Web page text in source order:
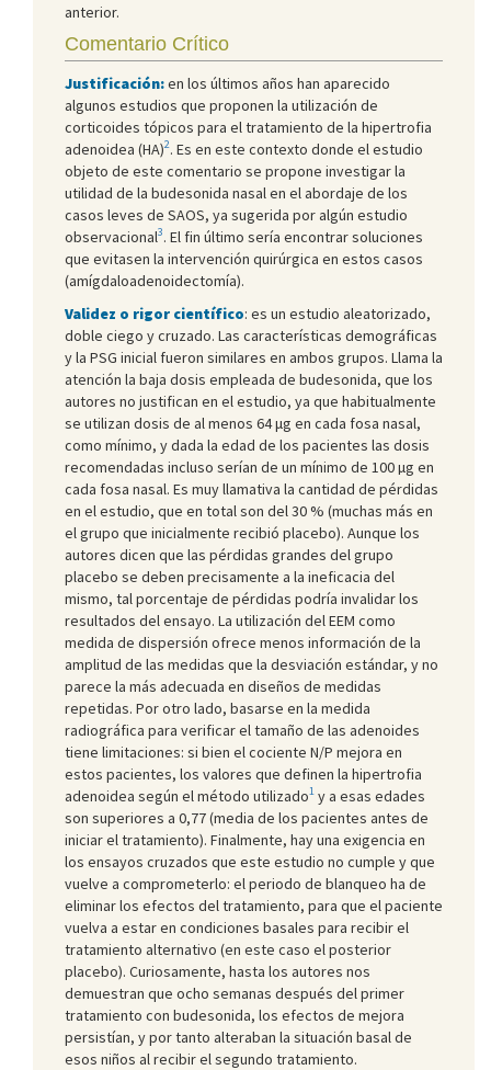
anterior.
Comentario Crítico
Justificación:en los últimos años han aparecido
algunos estudios que proponen la utilización de
corticoides tópicos para el tratamiento de la hipertrofia
adenoidea (HA)2. Es en este contexto donde el estudio
objeto de este comentario se propone investigar la
utilidad de la budesonida nasal en el abordaje de los
casos leves de SAOS, ya sugerida por algún estudio
observacional3. El fin último sería encontrar soluciones
que evitasen la intervención quirúrgica en estos casos
(amígdaloadenoidectomía).
Validez o rigor científico: es un estudio aleatorizado,
doble ciego y cruzado. Las características demográficas
y la PSG inicial fueron similares en ambos grupos. Llama la
atención la baja dosis empleada de budesonida, que los
autores no justifican en el estudio, ya que habitualmente
se utilizan dosis de al menos 64 μg en cada fosa nasal,
como mínimo, y dada la edad de los pacientes las dosis
recomendadas incluso serían de un mínimo de 100 µg en
cada fosa nasal. Es muy llamativa la cantidad de pérdidas
en el estudio, que en total son del 30 % (muchas más en
el grupo que inicialmente recibió placebo). Aunque los
autores dicen que las pérdidas grandes del grupo
placebo se deben precisamente a la ineficacia del
mismo, tal porcentaje de pérdidas podría invalidar los
resultados del ensayo. La utilización del EEM como
medida de dispersión ofrece menos información de la
amplitud de las medidas que la desviación estándar, y no
parece la más adecuada en diseños de medidas
repetidas. Por otro lado, basarse en la medida
radiográfica para verificar el tamaño de las adenoides
tiene limitaciones: si bien el cociente N/P mejora en
estos pacientes, los valores que definen la hipertrofia
adenoidea según el método utilizado1 y a esas edades
son superiores a 0,77 (media de los pacientes antes de
iniciar el tratamiento). Finalmente, hay una exigencia en
los ensayos cruzados que este estudio no cumple y que
vuelve a comprometerlo: el periodo de blanqueo ha de
eliminar los efectos del tratamiento, para que el paciente
vuelva a estar en condiciones basales para recibir el
tratamiento alternativo (en este caso el posterior
placebo). Curiosamente, hasta los autores nos
demuestran que ocho semanas después del primer
tratamiento con budesonida, los efectos de mejora
persistían, y por tanto alteraban la situación basal de
esos niños al recibir el segundo tratamiento.